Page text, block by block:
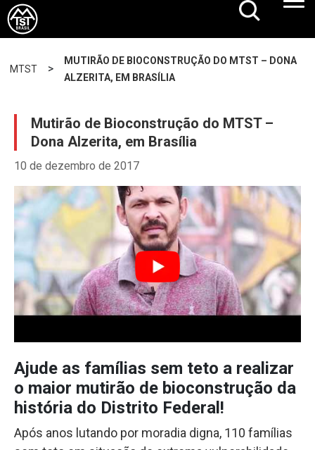
MTST >
MUTIRÃO DE BIOCONSTRUÇÃO DO MTST – DONA
ALZERITA, EM BRASÍLIA
Mutirão de Bioconstrução do MTST –
Dona Alzerita, em Brasília
10 de dezembro de 2017
Ajude as famílias sem teto a realizar
o maior mutirão de bioconstrução da
história do Distrito Federal!
Após anos lutando por moradia digna, 110 famílias